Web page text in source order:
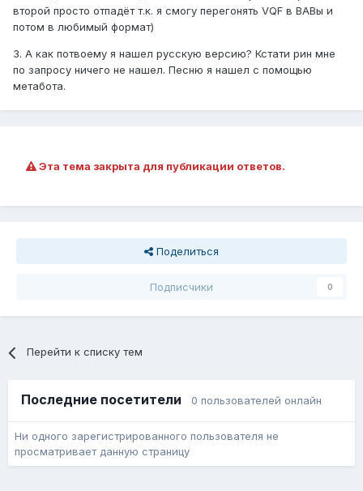
второй просто отпадёт т.к. я смогу перегонять VQF в ВАВы и
потом в любимый формат)
3. А как потвоему я нашел русскую версию? Кстати рин мне
по запросу ничего не нашел. Песню я нашел с помощью
метабота.
Эта тема закрыта для публикации ответов.
Поделиться
Подписчики 0
Перейти к списку тем
Последние посетители 0 пользователей онлайн
Ни одного зарегистрированного пользователя не
просматривает данную страницу